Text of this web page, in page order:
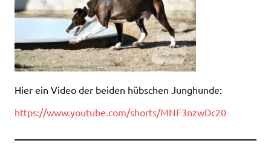
Hier ein Video der beiden hübschen Junghunde:
https://www.youtube.com/shorts/MNF3nzwDc20